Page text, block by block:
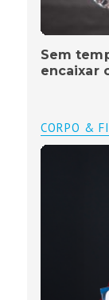
Sem
encaixar
CORPO &